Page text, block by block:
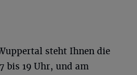
steht Ihnen die
bis 19 Uhr, und am